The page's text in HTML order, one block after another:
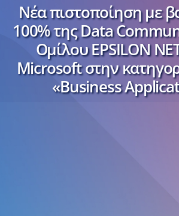
Νέα πιστοποίηση με
100% της Data
Ομίλου EPSILON
Microsoft στην
«Business